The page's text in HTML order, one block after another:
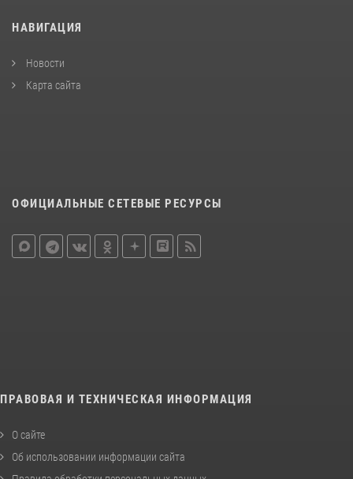
НАВИГАЦИЯ
Новости
Карта сайта
ОФИЦИАЛЬНЫЕ СЕТЕВЫЕ РЕСУРСЫ
ПРАВОВАЯ И ТЕХНИЧЕСКАЯ ИНФОРМАЦИЯ
О сайте
Об использовании информации сайта